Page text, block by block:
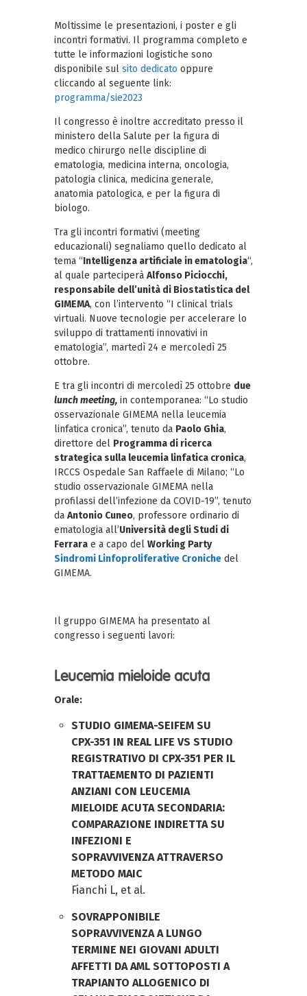
Moltissime le presentazioni, i poster e gli
incontri formativi. Il programma completo e
tutte le informazioni logistiche sono
disponibile sul sito dedicato oppure
cliccando al seguente link:
programma/sie2023
Il congresso è inoltre accreditato presso il
ministero della Salute per la figura di
medico chirurgo nelle discipline di
ematologia, medicina interna, oncologia,
patologia clinica, medicina generale,
anatomia patologica, e per la figura di
biologo.
Tra gli incontri formativi (meeting
educazionali) segnaliamo quello dedicato al
tema “Intelligenza artificiale in ematologia“,
al quale parteciperà Alfonso Piciocchi,
responsabile dell’unità di Biostatistica del
GIMEMA, con l’intervento “I clinical trials
virtuali. Nuove tecnologie per accelerare lo
sviluppo di trattamenti innovativi in
ematologia”, martedì 24 e mercoledì 25
ottobre.
E tra gli incontri di mercoledì 25 ottobre due
lunch meeting, in contemporanea: “Lo studio
osservazionale GIMEMA nella leucemia
linfatica cronica”, tenuto da Paolo Ghia,
direttore del Programma di ricerca
strategica sulla leucemia linfatica cronica,
IRCCS Ospedale San Raffaele di Milano; “Lo
studio osservazionale GIMEMA nella
profilassi dell’infezione da COVID-19”, tenuto
da Antonio Cuneo, professore ordinario di
ematologia all’Università degli Studi di
Ferrara e a capo del Working Party
Sindromi Linfoproliferative Croniche del
GIMEMA.
Il gruppo GIMEMA ha presentato al
congresso i seguenti lavori:
Leucemia mieloide acuta
Orale:
STUDIO GIMEMA-SEIFEM SU
CPX-351 IN REAL LIFE VS STUDIO
REGISTRATIVO DI CPX-351 PER IL
TRATTAEMENTO DI PAZIENTI
ANZIANI CON LEUCEMIA
MIELOIDE ACUTA SECONDARIA:
COMPARAZIONE INDIRETTA SU
INFEZIONI E
SOPRAVVIVENZA ATTRAVERSO
METODO MAIC
Fianchi L, et al.
SOVRAPPONIBILE
SOPRAVVIVENZA A LUNGO
TERMINE NEI GIOVANI ADULTI
AFFETTI DA AML SOTTOPOSTI A
TRAPIANTO ALLOGENICO DI